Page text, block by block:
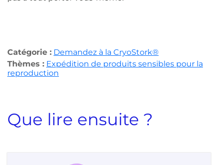
Catégorie : Demandez à la CryoStork®
Thèmes : Expédition de produits sensibles pour la
reproduction
Que lire ensuite ?